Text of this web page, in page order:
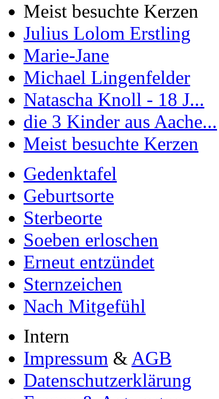
Meist besuchte Kerzen
Julius Lolom Erstling
Marie-Jane
Michael Lingenfelder
Natascha Knoll - 18 J...
die 3 Kinder aus Aache...
Meist besuchte Kerzen
Gedenktafel
Geburtsorte
Sterbeorte
Soeben erloschen
Erneut entzündet
Sternzeichen
Nach Mitgefühl
Intern
Impressum & AGB
Datenschutzerklärung